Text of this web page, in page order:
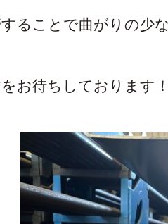
ることで曲がりの少
お待ちしております！